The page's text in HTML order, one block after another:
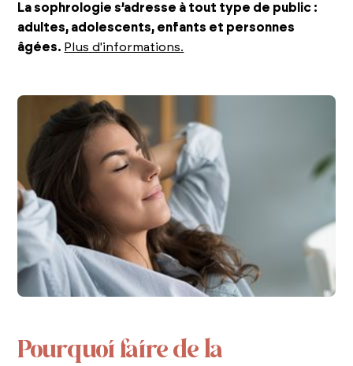
La sophrologie s’adresse à tout type de public :
adultes, adolescents, enfants et personnes
âgées. Plus d'informations.
Pourquoi faire de la